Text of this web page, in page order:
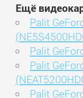
Ещё
Palit
Palit
Palit
Palit